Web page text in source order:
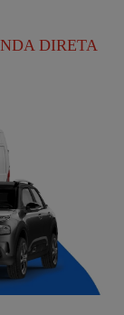
DIRETA